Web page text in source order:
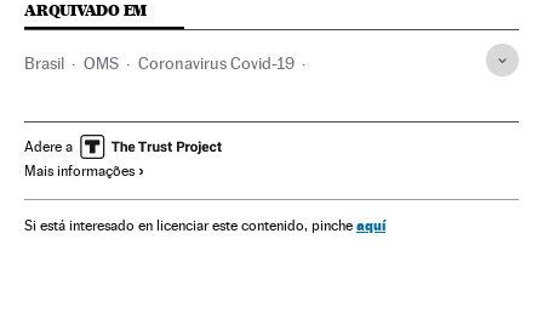
ARQUIVADO EM
Brasil OMS Coronavirus Covid-19
Doenças infecciosas Doenças respiratórias
Ministério Saúde
Minas Gerais Virologia Cientistas Ciência Saúde
Adere a
Mais informações
Si está interesado en licenciar este contenido, pinche aquí